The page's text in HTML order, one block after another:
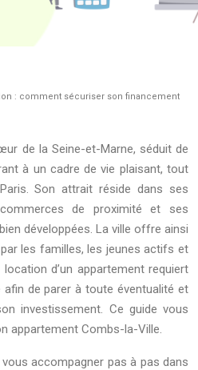
: comment sécuriser son financement
de la Seine-et-Marne, séduit de
à un cadre de vie plaisant, tout
Son attrait réside dans ses
de proximité et ses
développées. La ville offre ainsi
les familles, les jeunes actifs et
d’un appartement requiert
de parer à toute éventualité et
investissement. Ce guide vous
appartement Combs-la-Ville.
accompagner pas à pas dans